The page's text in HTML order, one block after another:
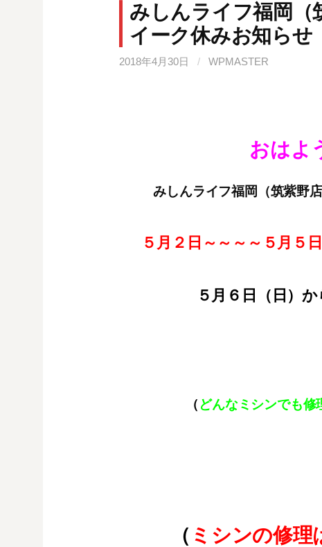
みしんライフ福岡
イーク休みお知らせ
2018年4月30日 / WPMASTER
おはよ
みしんライフ福岡（筑紫野店
５月２日～～～～５月５
５月６日（日）
（ どんなミシンでも修
（ ミシンの修理